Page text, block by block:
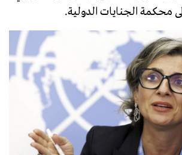
محكمة الجنايات الدولية.